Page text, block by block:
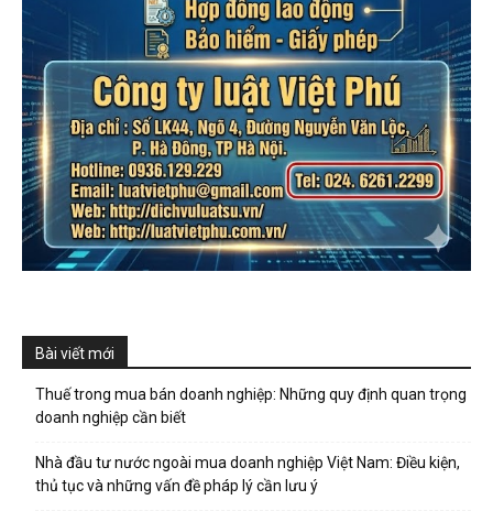
Bài viết mới
Thuế trong mua bán doanh nghiệp: Những quy định quan trọng
doanh nghiệp cần biết
Nhà đầu tư nước ngoài mua doanh nghiệp Việt Nam: Điều kiện,
thủ tục và những vấn đề pháp lý cần lưu ý